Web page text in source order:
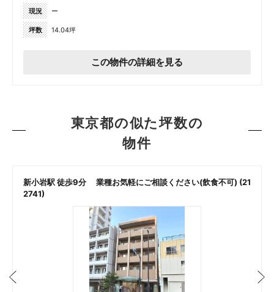
現況 ー
坪数 14.04坪
この物件の詳細を見る
東京都の似た坪数の
物件
新小岩駅 徒歩9分 業種お気軽にご相談ください(飲食不可) (21
2741)